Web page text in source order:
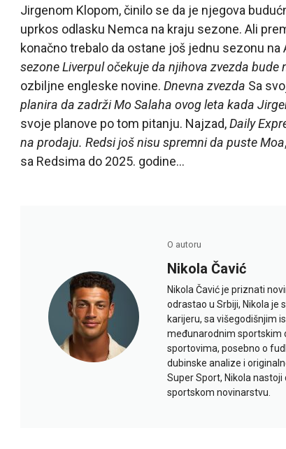
Jirgenom Klopom, činilo se da je njegova
uprkos odlasku Nemca na kraju sezone. Ali
konačno trebalo da ostane još jednu sezonu na
sezone Liverpul očekuje da njihova zvezda
ozbiljne engleske novine. Dnevna zvezda Sa
planira da zadrži Mo Salaha ovog leta kada
svoje planove po tom pitanju. Najzad,Daily
na prodaju. Redsi još nisu spremni da puste Moa
sa Redsima do 2025. godine…
O autoru
Nikola Čavić
Nikola Čavić je priznati
odrastao u Srbiji, Nikola je
karijeru, sa višegodišnjim
međunarodnim sportskim
sportovima, posebno o
dubinske analize i
Super Sport, Nikola
sportskom novinarstvu.